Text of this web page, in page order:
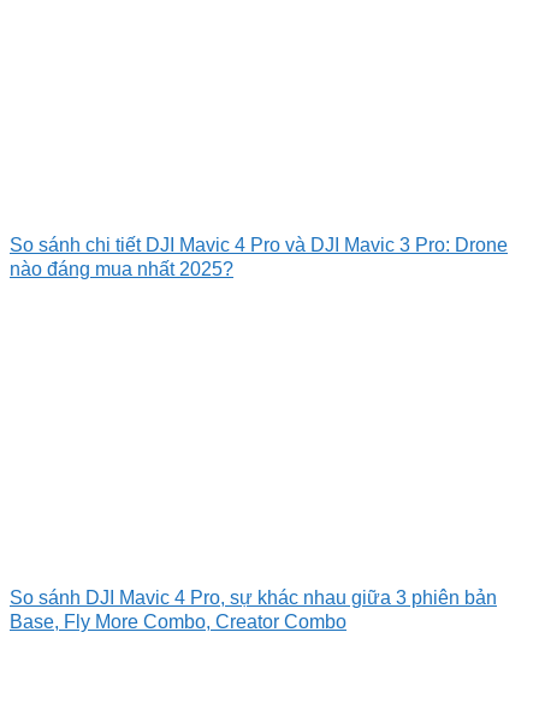
So sánh chi tiết DJI Mavic 4 Pro và DJI Mavic 3 Pro: Drone
nào đáng mua nhất 2025?
So sánh DJI Mavic 4 Pro, sự khác nhau giữa 3 phiên bản
Base, Fly More Combo, Creator Combo